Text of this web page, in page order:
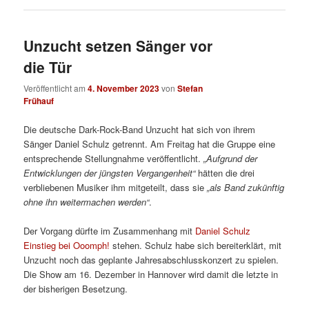
Unzucht setzen Sänger vor
die Tür
Veröffentlicht am4. November 2023vonStefan
Frühauf
Die deutsche Dark-Rock-Band Unzucht hat sich von ihrem
Sänger Daniel Schulz getrennt. Am Freitag hat die Gruppe eine
entsprechende Stellungnahme veröffentlicht.„Aufgrund der
Entwicklungen der jüngsten Vergangenheit“hätten die drei
verbliebenen Musiker ihm mitgeteilt, dass sie„als Band zukünftig
ohne ihn weitermachen werden“.
Der Vorgang dürfte im Zusammenhang mit Daniel Schulz
Einstieg bei Ooomph! stehen. Schulz habe sich bereiterklärt, mit
Unzucht noch das geplante Jahresabschlusskonzert zu spielen.
Die Show am 16. Dezember in Hannover wird damit die letzte in
der bisherigen Besetzung.